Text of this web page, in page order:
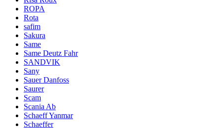
ROPA
Rota
safim
Sakura
Same
Same Deutz Fahr
SANDVIK
Sany
Sauer Danfoss
Saurer
Scam
Scania Ab
Schaeff Yanmar
Schaeffer